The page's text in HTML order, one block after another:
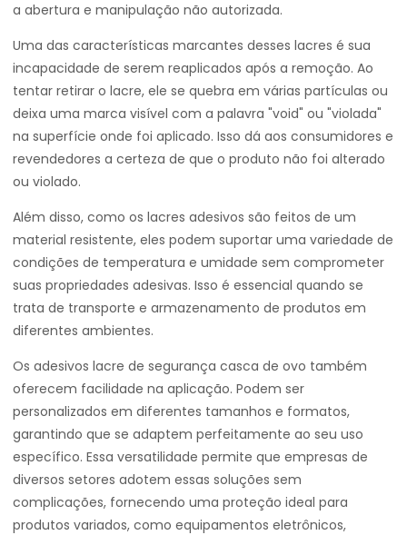
a abertura e manipulação não autorizada.
Uma das características marcantes desses lacres é sua
incapacidade de serem reaplicados após a remoção. Ao
tentar retirar o lacre, ele se quebra em várias partículas ou
deixa uma marca visível com a palavra "void" ou "violada"
na superfície onde foi aplicado. Isso dá aos consumidores e
revendedores a certeza de que o produto não foi alterado
ou violado.
Além disso, como os lacres adesivos são feitos de um
material resistente, eles podem suportar uma variedade de
condições de temperatura e umidade sem comprometer
suas propriedades adesivas. Isso é essencial quando se
trata de transporte e armazenamento de produtos em
diferentes ambientes.
Os adesivos lacre de segurança casca de ovo também
oferecem facilidade na aplicação. Podem ser
personalizados em diferentes tamanhos e formatos,
garantindo que se adaptem perfeitamente ao seu uso
específico. Essa versatilidade permite que empresas de
diversos setores adotem essas soluções sem
complicações, fornecendo uma proteção ideal para
produtos variados, como equipamentos eletrônicos,